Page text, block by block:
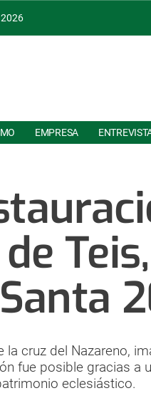
EMPRESA
cruz del Nazareno,
fue posible gracias a
eclesiástico.